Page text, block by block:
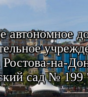
автономное
Ростова-на-
сад № 199